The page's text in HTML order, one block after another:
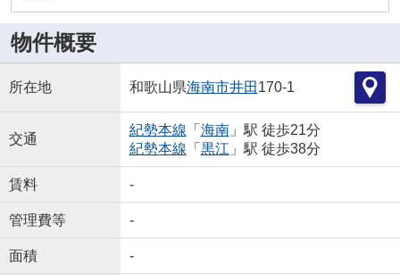
物件概要
所在地 和歌山県海南市井田 170-1
交通
紀勢本線 「 海南」駅 徒歩21分
紀勢本線 「 黒江 」駅 徒歩38分
賃料 -
管理費等 -
面積 -